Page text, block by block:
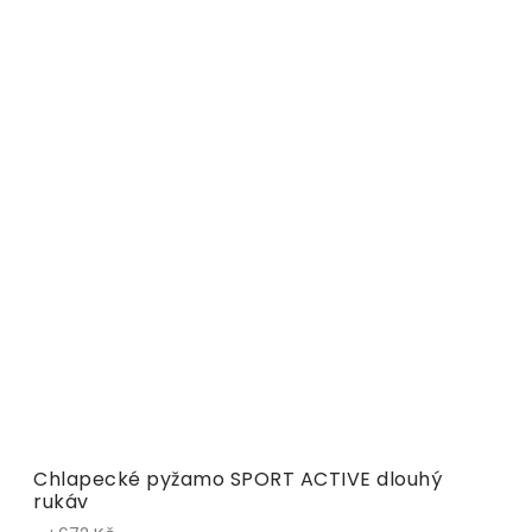
Chlapecké pyžamo SPORT ACTIVE dlouhý
rukáv